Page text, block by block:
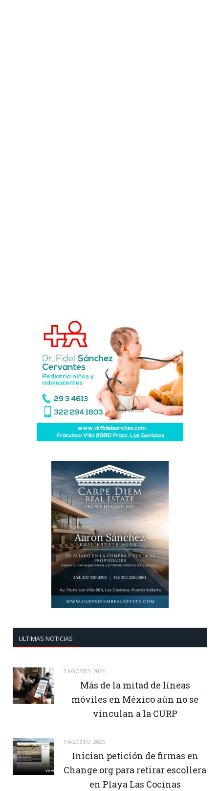
ULTIMAS NOTICIAS
7 AGOSTO, 2026
Más de la mitad de líneas
móviles en México aún no se
vinculan a la CURP
7 AGOSTO, 2026
Inician petición de firmas en
Change.org para retirar escollera
en Playa Las Cocinas